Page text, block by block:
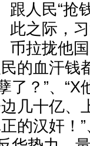
跟人民“抢
此之际，
币拉拢他
的血汗钱
了？”、
几十亿、
汉奸！”